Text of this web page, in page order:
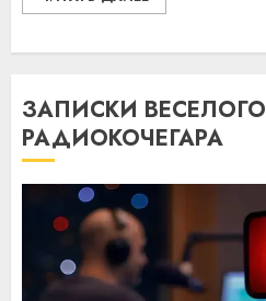
ЗАПИСКИ ВЕСЕЛОГО
РАДИОКОЧЕГАРА